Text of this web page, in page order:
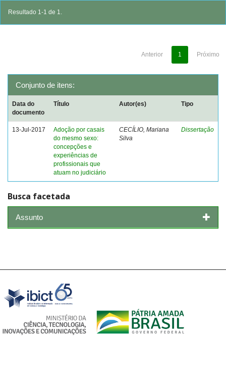
Resultado 1-1 de 1.
Anterior 1 Próximo
Conjunto de itens:
Data do
documento
Título Autor(es) Tipo
13-Jul-2017
Adoção por casais
do mesmo sexo:
concepções e
experiências de
profissionais que
atuam no judiciário
CECÍLIO, Mariana
Silva
Dissertação
Busca facetada
Assunto